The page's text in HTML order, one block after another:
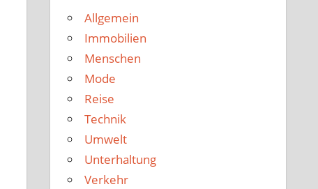
Allgemein
Immobilien
Menschen
Mode
Reise
Technik
Umwelt
Unterhaltung
Verkehr